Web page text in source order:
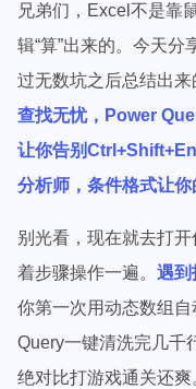
兄弟们，Excel不是靠
辑“算”出来的。今天
过无数坑之后总结出来
查找无忧，Power
让你告别
分析师，条件格式让
别光看，现在就去打
着步骤操作一遍。 遇到
你第一次用动态数组
Query一键清洗完几千
绝对比打游戏通关还爽